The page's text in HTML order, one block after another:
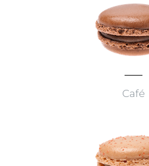
Café